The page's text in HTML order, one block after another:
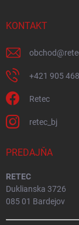
KONTAKT
obchod@
+421 905
Retec
retec_bj
PREDAJŇA
RETEC
Duklianska 3726
085 01 Bardejov